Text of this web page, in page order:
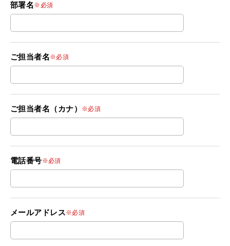
部署名※必須
ご担当者名※必須
ご担当者名（カナ） ※必須
電話番号※必須
メールアドレス※必須